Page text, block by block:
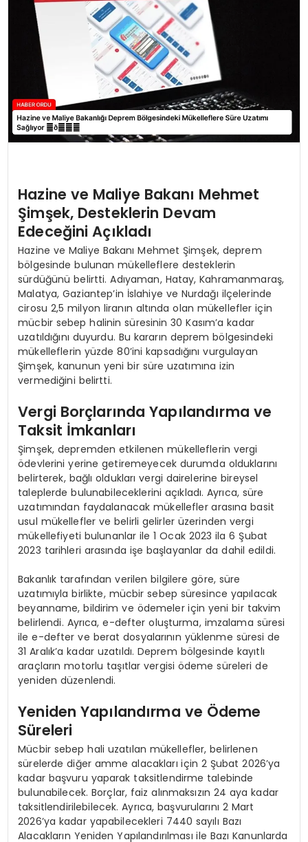
MAGAZIN
YAŞAM
Hazine ve Maliye Bakanı Mehmet
Şimşek, Desteklerin Devam
Edeceğini Açıkladı
Hazine ve Maliye Bakanı Mehmet Şimşek, deprem
bölgesinde bulunan mükelleflere desteklerin
sürdüğünü belirtti. Adıyaman, Hatay, Kahramanmaraş,
Malatya, Gaziantep’in İslahiye ve Nurdağı ilçelerinde
cirosu 2,5 milyon liranın altında olan mükellefler için
mücbir sebep halinin süresinin 30 Kasım’a kadar
uzatıldığını duyurdu. Bu kararın deprem bölgesindeki
mükelleflerin yüzde 80’ini kapsadığını vurgulayan
Şimşek, kanunun yeni bir süre uzatımına izin
vermediğini belirtti.
Vergi Borçlarında Yapılandırma ve
Taksit İmkanları
Şimşek, depremden etkilenen mükelleflerin vergi
ödevlerini yerine getiremeyecek durumda olduklarını
belirterek, bağlı oldukları vergi dairelerine bireysel
taleplerde bulunabileceklerini açıkladı. Ayrıca, süre
uzatımından faydalanacak mükellefler arasına basit
usul mükellefler ve belirli gelirler üzerinden vergi
mükellefiyeti bulunanlar ile 1 Ocak 2023 ila 6 Şubat
2023 tarihleri arasında işe başlayanlar da dahil edildi.
Bakanlık tarafından verilen bilgilere göre, süre
uzatımıyla birlikte, mücbir sebep süresince yapılacak
beyanname, bildirim ve ödemeler için yeni bir takvim
belirlendi. Ayrıca, e-defter oluşturma, imzalama süresi
ile e-defter ve berat dosyalarının yüklenme süresi de
31 Aralık’a kadar uzatıldı. Deprem bölgesinde kayıtlı
araçların motorlu taşıtlar vergisi ödeme süreleri de
yeniden düzenlendi.
Yeniden Yapılandırma ve Ödeme
Süreleri
Mücbir sebep hali uzatılan mükellefler, belirlenen
sürelerde diğer amme alacakları için 2 Şubat 2026’ya
kadar başvuru yaparak taksitlendirme talebinde
bulunabilecek. Borçlar, faiz alınmaksızın 24 aya kadar
taksitlendirilebilecek. Ayrıca, başvurularını 2 Mart
2026’ya kadar yapabilecekleri 7440 sayılı Bazı
Alacakların Yeniden Yapılandırılması ile Bazı Kanunlarda